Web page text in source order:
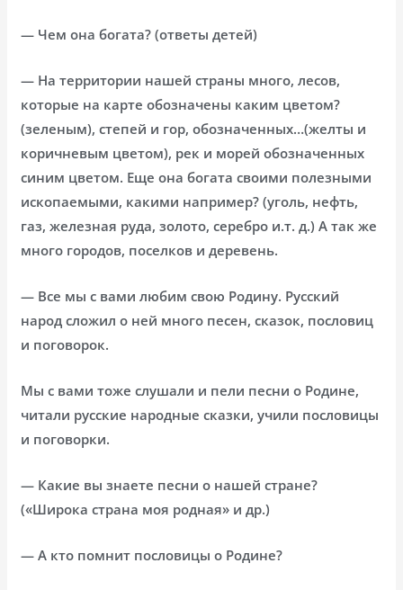
— Чем она богата? (ответы детей)
— На территории нашей страны много, лесов,
которые на карте обозначены каким цветом?
(зеленым), степей и гор, обозначенных…(желты и
коричневым цветом), рек и морей обозначенных
синим цветом. Еще она богата своими полезными
ископаемыми, какими например? (уголь, нефть,
газ, железная руда, золото, серебро и.т. д.) А так же
много городов, поселков и деревень.
— Все мы с вами любим свою Родину. Русский
народ сложил о ней много песен, сказок, пословиц
и поговорок.
Мы с вами тоже слушали и пели песни о Родине,
читали русские народные сказки, учили пословицы
и поговорки.
— Какие вы знаете песни о нашей стране?
(«Широка страна моя родная» и др.)
— А кто помнит пословицы о Родине?